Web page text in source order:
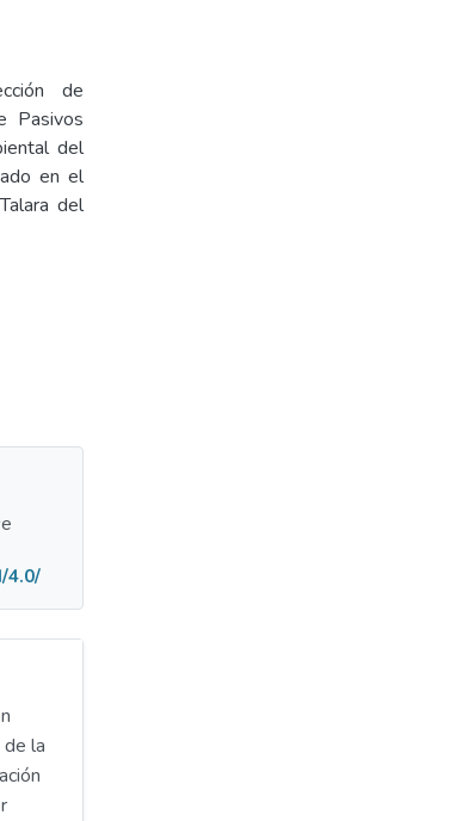
de
Pasivos
del
en el
del
4.0/
la